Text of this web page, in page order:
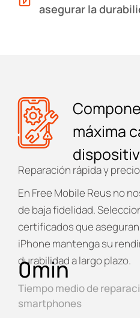
asegurar la
máxima
Reparación rápida y
En Free Mobile Reus no
de baja fidelidad.
certificados que
iPhone mantenga su
durabilidad a largo plazo.
Tiempo medio de
smartphones
0min